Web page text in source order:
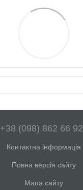
+38 (098) 862 66 92
Контактна інформація
Повна версія сайту
Мапа сайту